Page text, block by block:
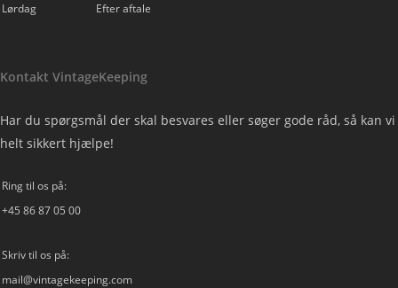
Lørdag
Efter aftale
Kontakt VintageKeeping
Har du spørgsmål der skal besvares eller søger gode råd, så kan vi
helt sikkert hjælpe!
Ring til os på:
+45 86 87 05 00
Skriv til os på:
mail@vintagekeeping.com